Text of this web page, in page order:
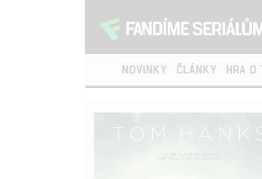
NOVINKY ČLÁNKY HRA O